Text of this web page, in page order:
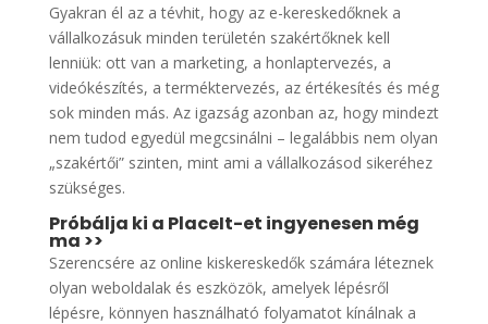
Gyakran él az a tévhit, hogy az e-kereskedőknek a
vállalkozásuk minden területén szakértőknek kell
lenniük: ott van a marketing, a honlaptervezés, a
videókészítés, a terméktervezés, az értékesítés és még
sok minden más. Az igazság azonban az, hogy mindezt
nem tudod egyedül megcsinálni – legalábbis nem olyan
„szakértői” szinten, mint ami a vállalkozásod sikeréhez
szükséges.
Próbálja ki a PlaceIt-et ingyenesen még
ma >>
Szerencsére az online kiskereskedők számára léteznek
olyan weboldalak és eszközök, amelyek lépésről
lépésre, könnyen használható folyamatot kínálnak a